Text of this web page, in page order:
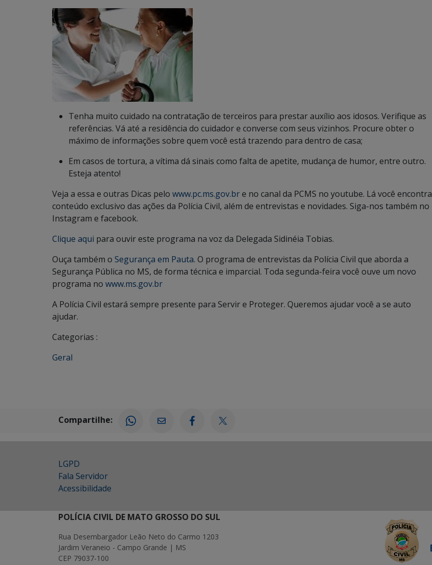
Tenha muito cuidado na contratação de terceiros para prestar auxílio aos idosos. Verifique as
referências. Vá até a residência do cuidador e converse com seus vizinhos. Procure obter o
máximo de informações sobre quem você está trazendo para dentro de casa;
Em casos de tortura, a vítima dá sinais como falta de apetite, mudança de humor, entre outro.
Esteja atento!
Veja a essa e outras Dicas pelo www.pc.ms.gov.bre no canal da PCMS no youtube. Lá você encontra
conteúdo exclusivo das ações da Polícia Civil, além de entrevistas e novidades. Siga-nos também no
Instagram e facebook.
Clique aqui para ouvir este programa na voz da Delegada Sidinéia Tobias.
Ouça também o Segurança em Pauta. O programa de entrevistas da Polícia Civil que aborda a
Segurança Pública no MS, de forma técnica e imparcial. Toda segunda-feira você ouve um novo
programa no www.ms.gov.br
A Polícia Civil estará sempre presente para Servir e Proteger. Queremos ajudar você a se auto
ajudar.
Categorias :
Geral
Compartilhe:
LGPD
Fala Servidor
Acessibilidade
POLÍCIA CIVIL DE MATO GROSSO DO SUL
Rua Desembargador Leão Neto do Carmo 1203
Jardim Veraneio - Campo Grande | MS
CEP 79037-100